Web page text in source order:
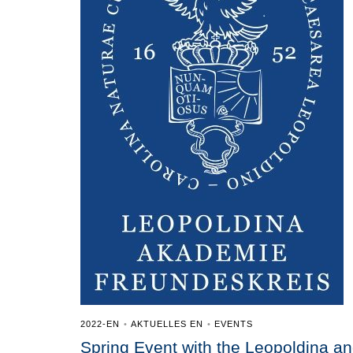
2022-EN • AKTUELLES EN • EVENTS
Spring Event with the Leopoldina